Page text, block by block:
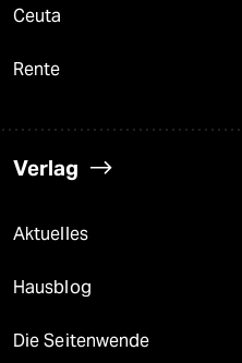
Ceuta
Rente
Verlag
Aktuelles
Hausblog
Die Seitenwende